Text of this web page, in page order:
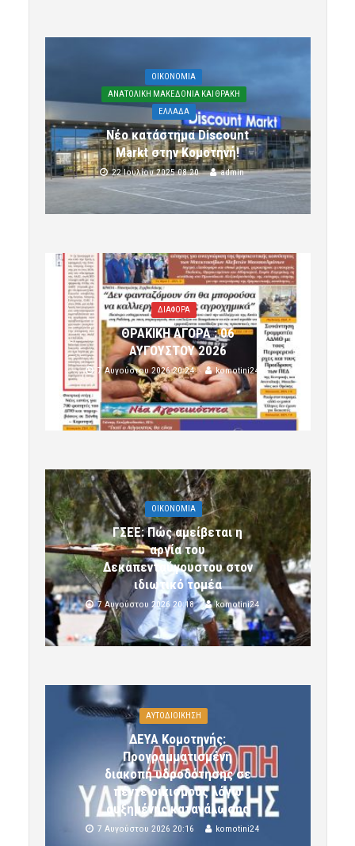
OIKONOMIA
ΑΝΑΤΟΛΙΚΗ ΜΑΚΕΔΟΝΙΑ ΚΑΙ ΘΡΑΚΗ
ΕΛΛΑΔΑ
Νέο κατάστημα Discount
Markt στην Κομοτηνή!
22 Ιουλίου 2025 08:20 admin
ΔΙΑΦΟΡΑ
ΘΡΑΚΙΚΗ ΑΓΟΡΑ : 06
ΑΥΓΟΥΣΤΟΥ 2026
7 Αυγούστου 2026 20:24 komotini24
OIKONOMIA
ΓΣΕΕ: Πώς αμείβεται η
αργία του
Δεκαπενταύγουστου στον
ιδιωτικό τομέα
7 Αυγούστου 2026 20:18 komotini24
ΑΥΤΟΔΙΟΙΚΗΣΗ
ΔΕΥΑ Κομοτηνής:
Προγραμματισμένη
διακοπή υδροδότησης σε
πέντε οικισμούς λόγω
αυξημένης κατανάλωσης
7 Αυγούστου 2026 20:16 komotini24